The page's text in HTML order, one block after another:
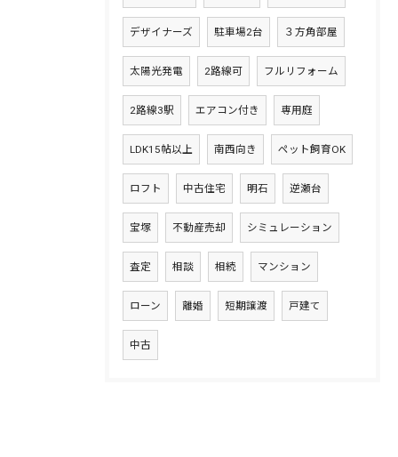
デザイナーズ 駐車場2台 ３方角部屋
太陽光発電 2路線可 フルリフォーム
2路線3駅 エアコン付き 専用庭
LDK15帖以上 南西向き ペット飼育OK
ロフト 中古住宅 明石 逆瀬台
宝塚 不動産売却 シミュレーション
査定 相談 相続 マンション
ローン 離婚 短期譲渡 戸建て
中古